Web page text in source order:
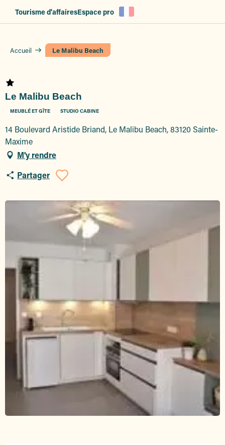
Tourisme d'affairesEspace pro
Accueil Le Malibu Beach
Le Malibu Beach
MEUBLÉ ET GÎTE STUDIO CABINE
14 Boulevard Aristide Briand, Le Malibu Beach, 83120 Sainte-
Maxime
M'y rendre
Partager
Ajouter aux favoris